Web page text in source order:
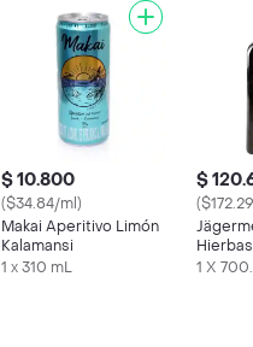
$ 10.800
($34.84/ml)
Makai Aperitivo Limón
Kalamansi
1 x 310 mL
$
Hierbas
1 X